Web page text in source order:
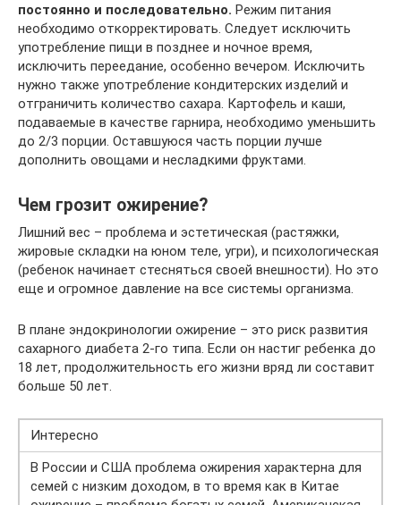
постоянно и последовательно. Режим питания
необходимо откорректировать. Следует исключить
употребление пищи в позднее и ночное время,
исключить переедание, особенно вечером. Исключить
нужно также употребление кондитерских изделий и
отграничить количество сахара. Картофель и каши,
подаваемые в качестве гарнира, необходимо уменьшить
до 2/3 порции. Оставшуюся часть порции лучше
дополнить овощами и несладкими фруктами.
Чем грозит ожирение?
Лишний вес – проблема и эстетическая (растяжки,
жировые складки на юном теле, угри), и психологическая
(ребенок начинает стесняться своей внешности). Но это
еще и огромное давление на все системы организма.
В плане эндокринологии ожирение – это риск развития
сахарного диабета 2‑го типа. Если он настиг ребенка до
18 лет, продолжительность его жизни вряд ли составит
больше 50 лет.
Интересно
В России и США проблема ожирения характерна для
семей с низким доходом, в то время как в Китае